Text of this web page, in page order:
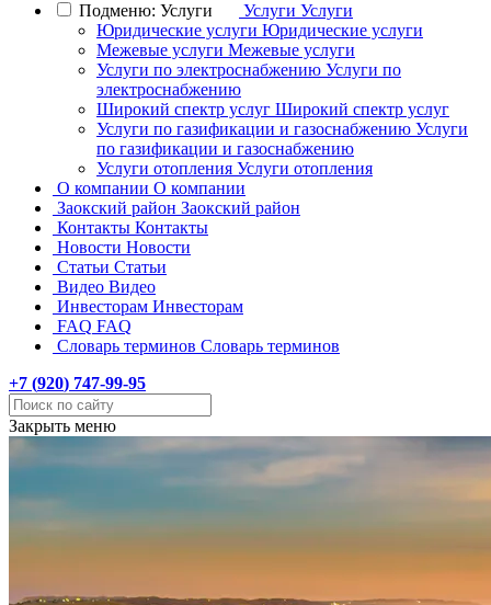
Подменю: Услуги
Услуги Услуги
Юридические услуги Юридические услуги
Межевые услуги Межевые услуги
Услуги по электроснабжению Услуги по
электроснабжению
Широкий спектр услуг Широкий спектр услуг
Услуги по газификации и газоснабжению Услуги
по газификации и газоснабжению
Услуги отопления Услуги отопления
О компании О компании
Заокский район Заокский район
Контакты Контакты
Новости Новости
Статьи Статьи
Видео Видео
Инвесторам Инвесторам
FAQ FAQ
Словарь терминов Словарь терминов
+7 (920) 747-99-95
Закрыть меню